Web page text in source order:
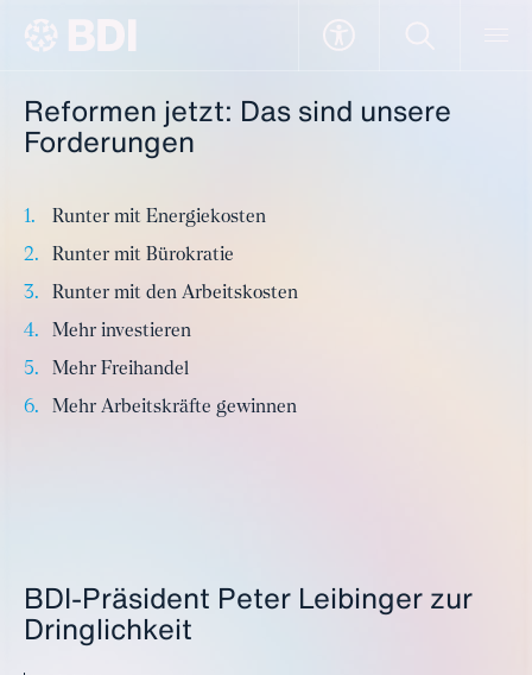
BDI Specials Reformen jetzt!
2026 muss das Jahr der Reformen
Reformen jetzt: Das sind unsere
Forderungen
Runter mit Energiekosten
Runter mit Bürokratie
Runter mit den Arbeitskosten
Mehr investieren
Mehr Freihandel
Mehr Arbeitskräfte gewinnen
BDI-Präsident Peter Leibinger zur
Dringlichkeit